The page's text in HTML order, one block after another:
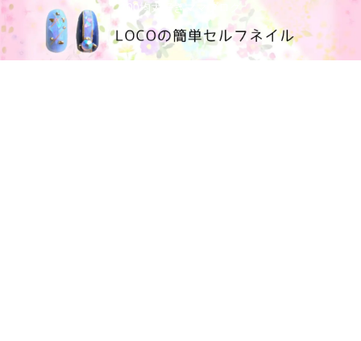
100均大好きママブログ